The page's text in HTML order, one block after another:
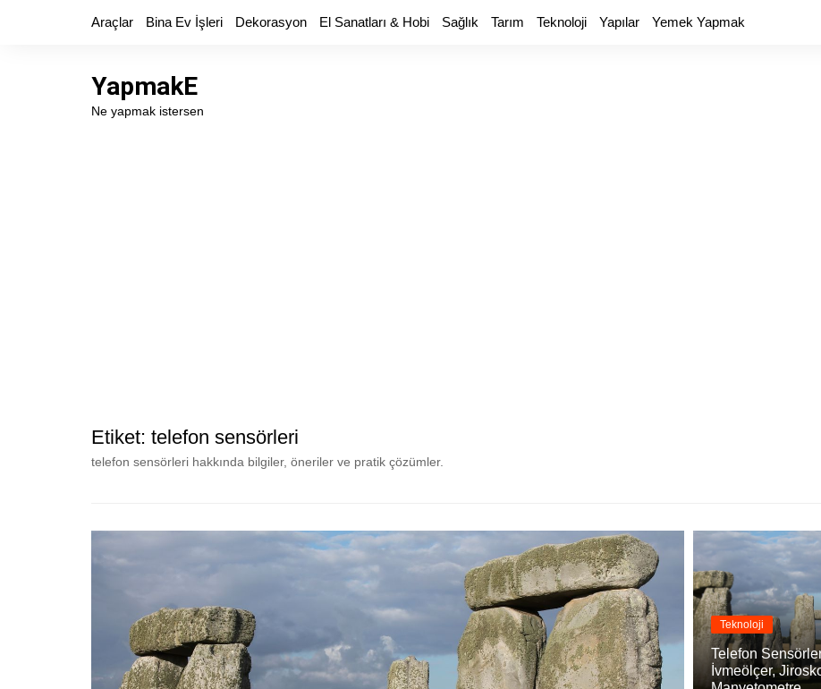
Araçlar Bina Ev İşleri Dekorasyon El Sanatları & Hobi Sağlık Tarım Teknoloji Yapılar Yemek Yapmak
YapmakE
Ne yapmak istersen
Etiket: telefon sensörleri
telefon sensörleri hakkında bilgiler, öneriler ve pratik çözümler.
Teknoloji
Telefon
İvmeölçer,